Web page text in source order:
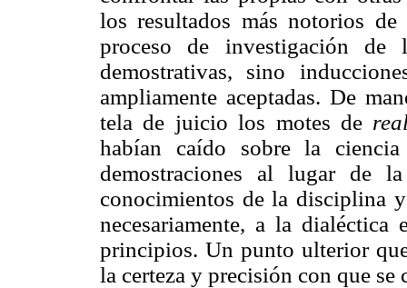
los resultados más notorios
proceso de investigación de
demostrativas, sino
ampliamente aceptadas. De
tela de juicio los motes de
habían caído sobre la
demostraciones al lugar de
conocimientos de la disciplina
necesariamente, a la
principios. Un punto ulterior
la certeza y precisión con que